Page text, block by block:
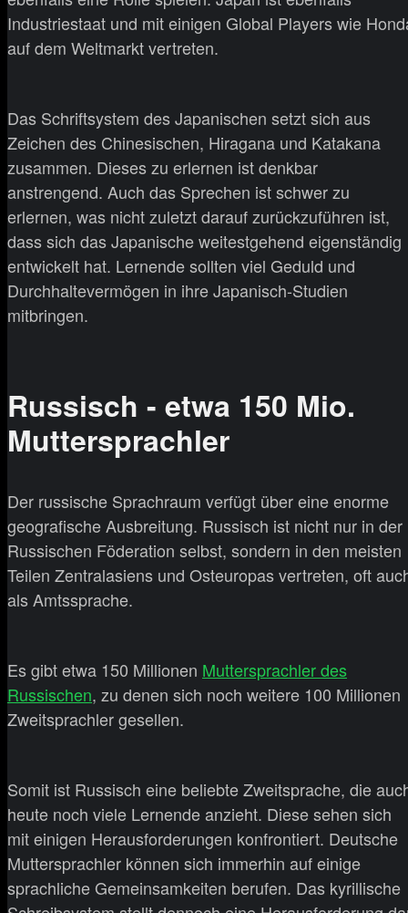
Industriestaat und mit einigen Global Players wie
auf dem Weltmarkt vertreten.
Das Schriftsystem des Japanischen setzt sich aus
Zeichen des Chinesischen, Hiragana und Katakana
zusammen. Dieses zu erlernen ist denkbar
anstrengend. Auch das Sprechen ist schwer zu
erlernen, was nicht zuletzt darauf zurückzuführen ist,
dass sich das Japanische weitestgehend eigenständig
entwickelt hat. Lernende sollten viel Geduld und
Durchhaltevermögen in ihre Japanisch-Studien
mitbringen.
Russisch - etwa 150 Mio.
Muttersprachler
Der russische Sprachraum verfügt über eine enorme
geografische Ausbreitung. Russisch ist nicht nur in der
Russischen Föderation selbst, sondern in den meisten
Teilen Zentralasiens und Osteuropas vertreten, oft
als Amtssprache.
Es gibt etwa 150 Millionen Muttersprachler des
Russischen, zu denen sich noch weitere 100 Millionen
Zweitsprachler gesellen.
Somit ist Russisch eine beliebte Zweitsprache, die
heute noch viele Lernende anzieht. Diese sehen sich
mit einigen Herausforderungen konfrontiert. Deutsche
Muttersprachler können sich immerhin auf einige
sprachliche Gemeinsamkeiten berufen. Das kyrillische